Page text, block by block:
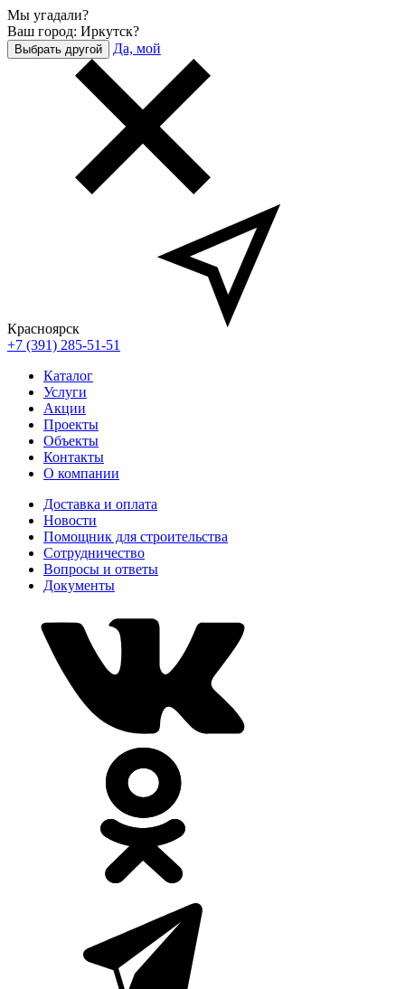
Мы угадали?
Ваш город: Иркутск?
Выбрать другой Да, мой
Красноярск
+7 (391) 285-51-51
Каталог
Услуги
Акции
Проекты
Объекты
Контакты
О компании
Доставка и оплата
Новости
Помощник для строительства
Сотрудничество
Вопросы и ответы
Документы